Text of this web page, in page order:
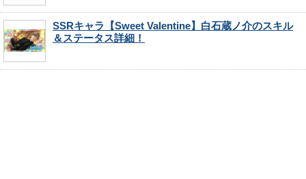
SSRキャラ【Sweet Valentine】白石蔵ノ介のスキル
＆ステータス詳細！